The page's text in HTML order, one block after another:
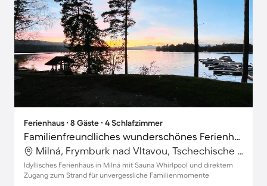
Ferienhaus ∙ 8 Gäste ∙ 4 Schlafzimmer
Familienfreundliches wunderschönes Ferienhaus mit Terrasse, Grill und Whirlpool | Hunde erlaubt
Milná, Frymburk nad Vltavou, Tschechische Republik
Idyllisches Ferienhaus in Milná mit Sauna Whirlpool und direktem
Zugang zum Strand für unvergessliche Familienmomente